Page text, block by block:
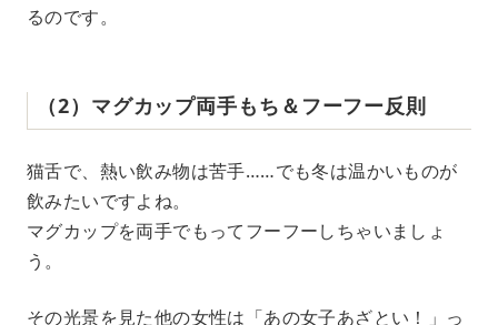
るのです。
（2）マグカップ両手もち＆フーフー反則
猫舌で、熱い飲み物は苦手……でも冬は温かいものが
飲みたいですよね。
マグカップを両手でもってフーフーしちゃいましょ
う。
その光景を見た他の女性は「あの女子あざとい！」っ